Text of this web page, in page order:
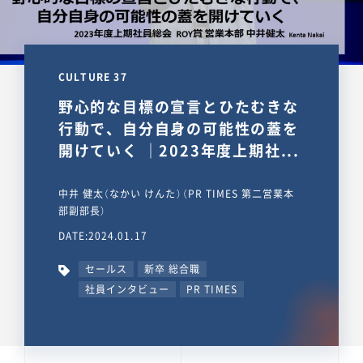
CULTURE 37
野心的な目標の宣言とひたむきな
行動で、自分自身の可能性の蓋を
開けていく ｜2023年度上期社...
中井 健太（なかい けんた）（PR TIMES 第二営業本
部副部長）
DATE:2024.01.17
セールス
新卒 総合職
社員インタビュー
PR TIMES